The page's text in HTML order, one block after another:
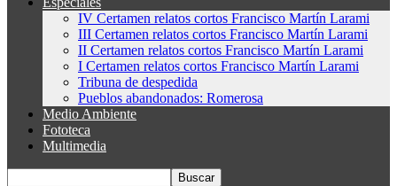
IV Certamen relatos cortos Francisco Martín Larami
III Certamen relatos cortos Francisco Martín Larami
II Certamen relatos cortos Francisco Martín Larami
I Certamen relatos cortos Francisco Martín Larami
Tribuna de despedida
Pueblos abandonados: Romerosa
Medio Ambiente
Fototeca
Multimedia